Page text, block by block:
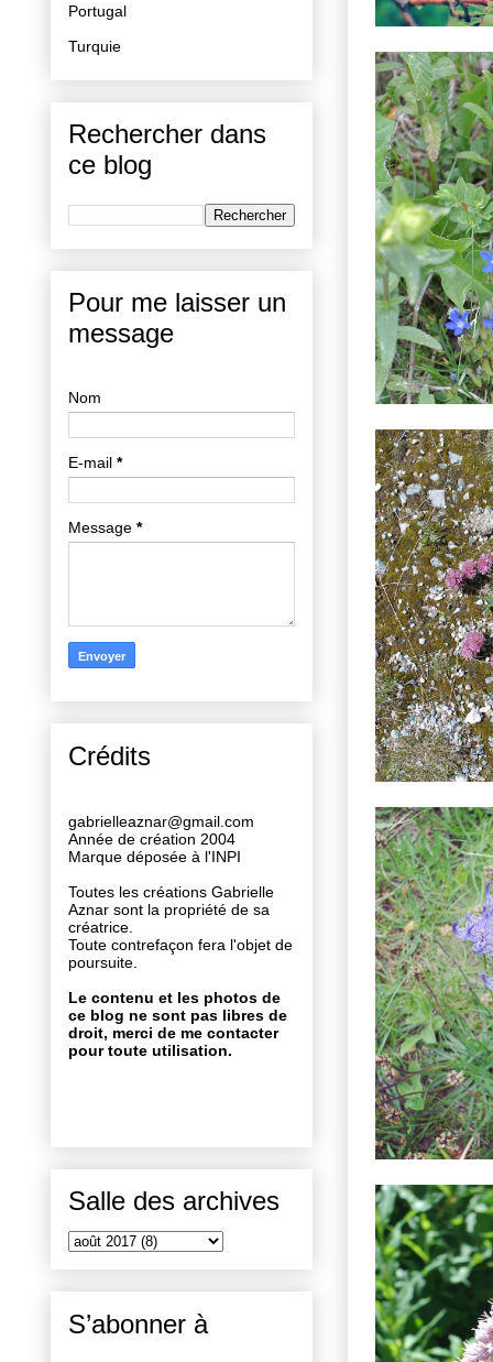
Portugal
Turquie
Rechercher dans
ce blog
Pour me laisser un
message
Nom
E-mail *
Message *
Crédits
gabrielleaznar@gmail.com
Année de création 2004
Marque déposée à l'INPI
Toutes les créations Gabrielle
Aznar sont la propriété de sa
créatrice.
Toute contrefaçon fera l'objet de
poursuite.
Le contenu et les photos de
ce blog ne sont pas libres de
droit, merci de me contacter
pour toute utilisation.
Salle des archives
S’abonner à